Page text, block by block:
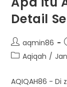
Detail
Post
author:
aqmin86
PostAqiqah /
AQIQAH86 -